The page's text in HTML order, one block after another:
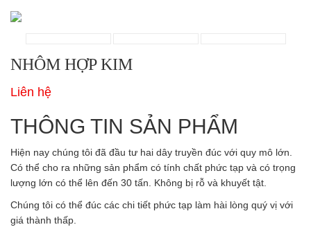
NHÔM HỢP KIM
Liên hệ
THÔNG TIN SẢN PHẨM
Hiện nay chúng tôi đã đầu tư hai dây truyền đúc với quy mô lớn.
Có thể cho ra những sản phẩm có tính chất phức tạp và có trọng
lượng lớn có thể lên đến 30 tấn. Không bị rỗ và khuyết tật.
Chúng tôi có thể đúc các chi tiết phức tạp làm hài lòng quý vị với
giá thành thấp.